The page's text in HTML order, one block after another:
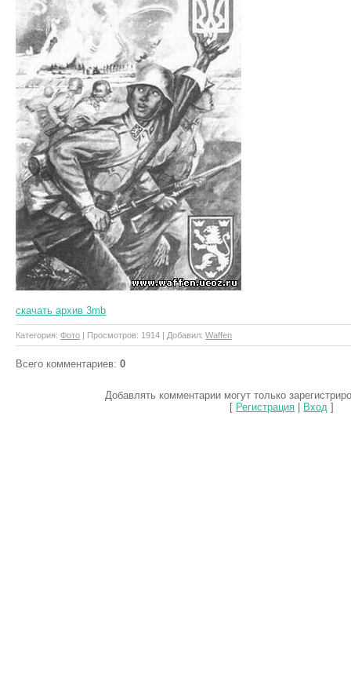
скачать архив 3mb
Категория: Фото | Просмотров: 1914 | Добавил: Waffen
Всего комментариев: 0
Добавлять комментарии могут только
[ Регистрация Вход ]